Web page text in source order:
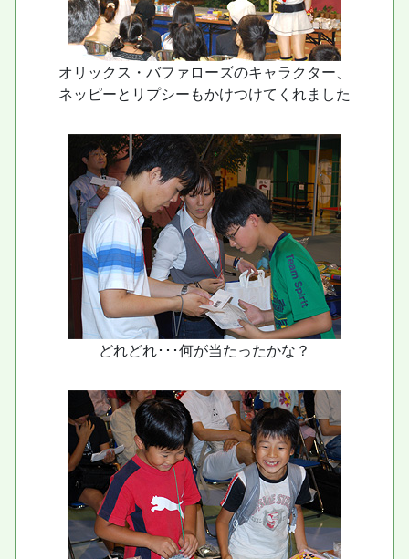
オリックス・バファローズのキャラクター、
ネッピーとリプシーもかけつけてくれました
どれどれ･･･何が当たったかな？